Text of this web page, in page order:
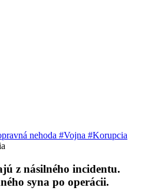
nehoda #Vojna #Korupcia
z násilného incidentu.
syna po operácii.